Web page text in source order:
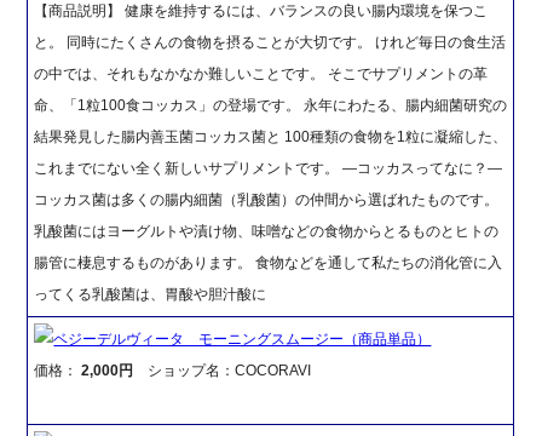
【商品説明】 健康を維持するには、バランスの良い腸内環境を保つこ
と。 同時にたくさんの食物を摂ることが大切です。 けれど毎日の食生活
の中では、それもなかなか難しいことです。 そこでサプリメントの革
命、「1粒100食コッカス」の登場です。 永年にわたる、腸内細菌研究の
結果発見した腸内善玉菌コッカス菌と 100種類の食物を1粒に凝縮した、
これまでにない全く新しいサプリメントです。 ―コッカスってなに？―
コッカス菌は多くの腸内細菌（乳酸菌）の仲間から選ばれたものです。
乳酸菌にはヨーグルトや漬け物、味噌などの食物からとるものとヒトの
腸管に棲息するものがあります。 食物などを通して私たちの消化管に入
ってくる乳酸菌は、胃酸や胆汁酸に
ベジーデルヴィータ モーニングスムージー（商品単品）
価格：2,000円 ショップ名：COCORAVI